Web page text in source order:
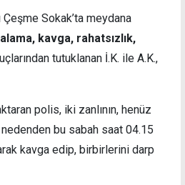
Sokak’ta meydana
kavga, rahatsızlık,
tutuklanan İ.K. ile A.K.,
polis, iki zanlının, henüz
bu sabah saat 04.15
kavga edip, birbirlerini darp